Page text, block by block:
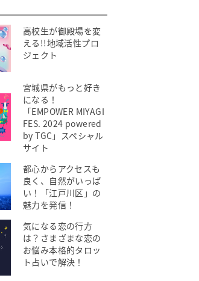
高校生が御殿場を変
える!!地域活性プロ
ジェクト
宮城県がもっと好き
になる！
「EMPOWER MIYAGI
FES. 2024 powered
by TGC」スペシャル
サイト
都心からアクセスも
良く、自然がいっぱ
い！「江戸川区」の
魅力を発信！
気になる恋の行方
は？さまざまな恋の
お悩み本格的タロッ
ト占いで解決！